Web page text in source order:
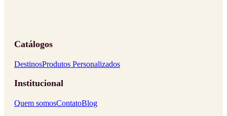
Catálogos
DestinosProdutos Personalizados
Institucional
Quem somosContatoBlog